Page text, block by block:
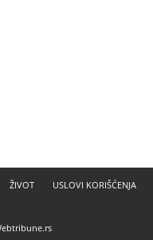
ŽIVOT
USLOVI KORIŠĆENJA